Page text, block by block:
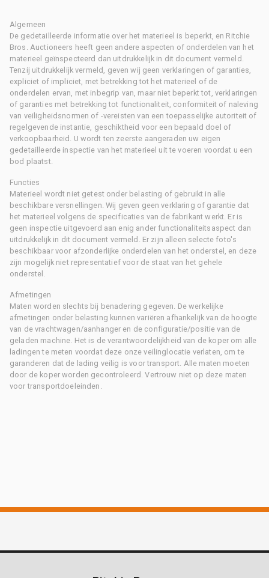
Algemeen
De gedetailleerde informatie over het materieel is beperkt, en Ritchie
Bros. Auctioneers heeft geen andere aspecten of onderdelen van het
materieel geïnspecteerd dan uitdrukkelijk in dit document vermeld.
Tenzij uitdrukkelijk vermeld, geven wij geen verklaringen of garanties,
expliciet of impliciet, met betrekking tot het materieel of de
onderdelen ervan, met inbegrip van, maar niet beperkt tot, verklaringen
of garanties met betrekking tot functionaliteit, conformiteit of naleving
van veiligheidsnormen of -vereisten van een toepasselijke autoriteit of
regelgevende instantie, geschiktheid voor een bepaald doel of
verkoopbaarheid. U wordt ten zeerste aangeraden uw eigen
gedetailleerde inspectie van het materieel uit te voeren voordat u een
bod plaatst.
Functies
Materieel wordt niet getest onder belasting of gebruikt in alle
beschikbare versnellingen. Wij geven geen verklaring of garantie dat
het materieel volgens de specificaties van de fabrikant werkt. Er is
geen inspectie uitgevoerd aan enig ander functionaliteitsaspect dan
uitdrukkelijk in dit document vermeld. Er zijn alleen selecte foto's
beschikbaar voor afzonderlijke onderdelen van het onderstel, en deze
zijn mogelijk niet representatief voor de staat van het gehele
onderstel.
Afmetingen
Maten worden slechts bij benadering gegeven. De werkelijke
afmetingen onder belasting kunnen variëren afhankelijk van de hoogte
van de vrachtwagen/aanhanger en de configuratie/positie van de
geladen machine. Het is de verantwoordelijkheid van de koper om alle
ladingen te meten voordat deze onze veilinglocatie verlaten, om te
garanderen dat de lading veilig is voor transport. Alle maten moeten
door de koper worden gecontroleerd. Vertrouw niet op deze maten
voor transportdoeleinden.